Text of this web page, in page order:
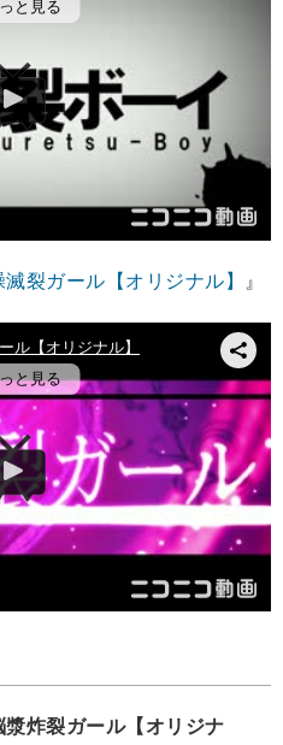
裂ガール【オリジナル】 』
漿炸裂ガール【オリジナ